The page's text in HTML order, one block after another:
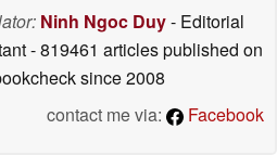
Ninh Ngoc Duy- Editorial
- 819461 articles published on
since 2008
contact me via:
Facebook